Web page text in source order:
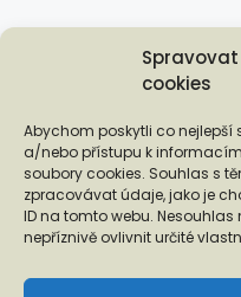
cookies
Abychom poskytli co nejlepší
a/nebo přístupu k
soubory cookies. Souhlas s
zpracovávat údaje, jako je
ID na tomto webu.
nepříznivě ovlivnit určité
Podporují nás...
❬